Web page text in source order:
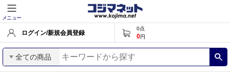
メニュー
ログイン/新規会員登録
0点
0円
全ての商品